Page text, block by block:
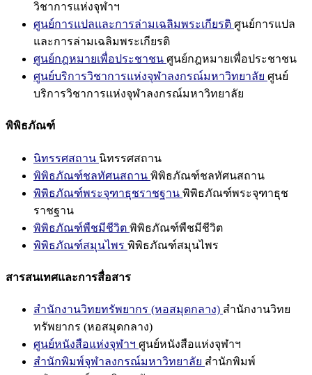
วิชาการแห่งจุฬาฯ
ศูนย์การแปลและการล่ามเฉลิมพระเกียรติ ศูนย์การแปล
และการล่ามเฉลิมพระเกียรติ
ศูนย์กฎหมายเพื่อประชาชน ศูนย์กฎหมายเพื่อประชาชน
ศูนย์บริการวิชาการแห่งจุฬาลงกรณ์มหาวิทยาลัย ศูนย์
บริการวิชาการแห่งจุฬาลงกรณ์มหาวิทยาลัย
พิพิธภัณฑ์
นิทรรศสถาน นิทรรศสถาน
พิพิธภัณฑ์ชลทัศนสถาน พิพิธภัณฑ์ชลทัศนสถาน
พิพิธภัณฑ์พระจุฑาธุชราชฐาน พิพิธภัณฑ์พระจุฑาธุช
ราชฐาน
พิพิธภัณฑ์พืชมีชีวิต พิพิธภัณฑ์พืชมีชีวิต
พิพิธภัณฑ์สมุนไพร พิพิธภัณฑ์สมุนไพร
สารสนเทศและการสื่อสาร
สำนักงานวิทยทรัพยากร (หอสมุดกลาง) สำนักงานวิทย
ทรัพยากร (หอสมุดกลาง)
ศูนย์หนังสือแห่งจุฬาฯ ศูนย์หนังสือแห่งจุฬาฯ
สำนักพิมพ์จุฬาลงกรณ์มหาวิทยาลัย สำนักพิมพ์